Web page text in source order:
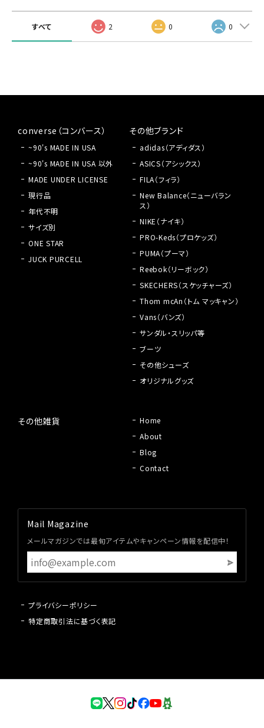
converse（コンバース）
~90's MADE IN USA
~90's MADE IN USA 以外
MADE UNDER LICENSE
現行品
年代不明
サイズ別
ONE STAR
JUCK PURCELL
その他ブランド
adidas（アディダス）
ASICS（アシックス）
FILA（フィラ）
New Balance（ニューバラン
ス）
NIKE（ナイキ）
PRO-Keds（プロケッズ）
PUMA（プーマ）
Reebok（リーボック）
SKECHERS（スケッチャーズ）
Thom mcAn（トム マッキャン）
Vans（バンズ）
サンダル・スリッパ等
ブーツ
その他シューズ
オリジナルグッズ
その他雑貨
Home
About
Blog
Contact
Mail Magazine
メールマガジンでは最旬アイテムやキャンペーン情報を配信中！
プライバシーポリシー
特定商取引法に基づく表記
すべて 2 0 0